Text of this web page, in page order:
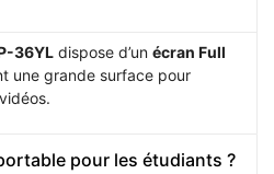
36YL dispose d’un écran Full
une grande surface pour
pour les étudiants ?